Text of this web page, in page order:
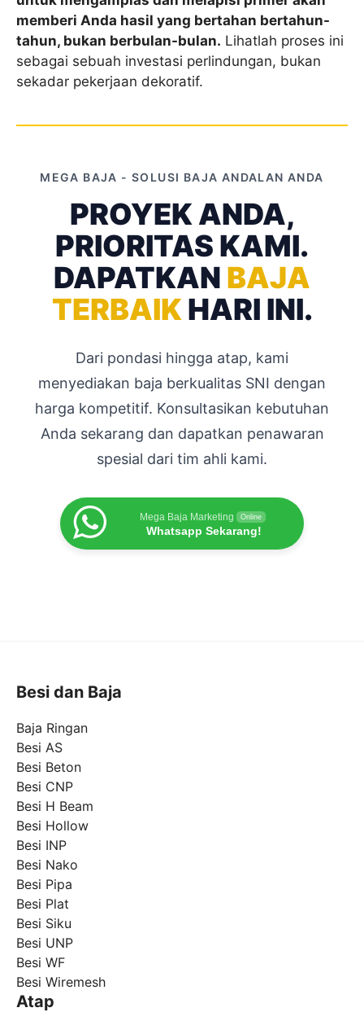
memberi Anda hasil yang bertahan bertahun-
tahun, bukan berbulan-bulan. Lihatlah proses ini
sebagai sebuah investasi perlindungan, bukan
sekadar pekerjaan dekoratif.
MEGA BAJA - SOLUSI BAJA ANDALAN ANDA
PROYEK ANDA,
PRIORITAS KAMI.
DAPATKAN BAJA
TERBAIK HARI INI.
Dari pondasi hingga atap, kami
menyediakan baja berkualitas SNI dengan
harga kompetitif. Konsultasikan kebutuhan
Anda sekarang dan dapatkan penawaran
spesial dari tim ahli kami.
Mega Baja Marketing Online
Whatsapp Sekarang!
Besi dan Baja
Baja Ringan
Besi AS
Besi Beton
Besi CNP
Besi H Beam
Besi Hollow
Besi INP
Besi Nako
Besi Pipa
Besi Plat
Besi Siku
Besi UNP
Besi WF
Besi Wiremesh
Atap